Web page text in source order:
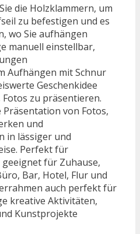
die Holzklammern, um
zu befestigen und es
wo Sie aufhängen
manuell einstellbar,
Aufhängen mit Schnur
Geschenkidee
zu präsentieren.
von Fotos,
und
in lässiger und
Perfekt für
für Zuhause,
Bar, Hotel, Flur und
auch perfekt für
kreative Aktivitäten,
Kunstprojekte